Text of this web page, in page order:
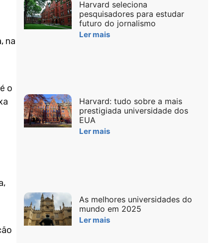
na
o
Harvard seleciona
pesquisadores para estudar
futuro do jornalismo
Ler mais
Harvard: tudo sobre a mais
prestigiada universidade dos
EUA
Ler mais
As melhores universidades do
mundo em 2025
Ler mais